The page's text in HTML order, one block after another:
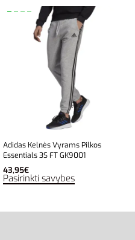
Adidas Kelnės Vyrams Pilkos
Essentials 3S FT GK9001
43,95€
Pasirinkti savybes